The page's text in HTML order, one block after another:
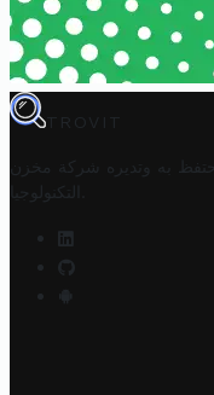
TROVIT
به وتديره
شركة مخزن
التكنولوجيا